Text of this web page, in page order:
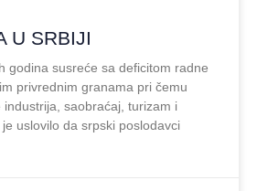
U SRBIJI
godina susreće sa deficitom radne
privrednim granama pri čemu
industrija, saobraćaj, turizam i
uslovilo da srpski poslodavci